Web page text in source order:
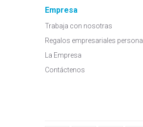
Empresa
Trabaja con nosotras
Regalos empresariales
La Empresa
Contáctenos